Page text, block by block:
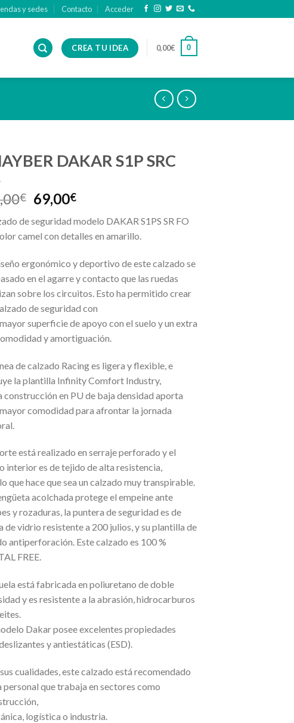
y sedes Contacto Acceder
CREA TU IDEA 0,00€ 0
DAKAR S1P SRC
€ 69,00€
de seguridad modelo DAKAR S1PS SR FO
camel con detalles en amarillo.
ergonómico y deportivo de este calzado se
en el agarre y contacto que las ruedas
sobre los circuitos. Esto ha permitido crear
de seguridad con
superficie de apoyo con el suelo y un extra
y amortiguación.
de calzado Racing es ligera y flexible, e
la plantilla Infinity Comfort Industry,
construcción en PU de baja densidad aporta
comodidad para afrontar la jornada
está realizado en serraje perforado y el
interior es de tejido de alta resistencia,
que hace que sea un calzado muy transpirable.
acolchada protege el empeine ante
y rozaduras, la puntera de seguridad es de
de vidrio resistente a 200 julios, y su plantilla de
antiperforación. Este calzado es 100 %
FREE.
está fabricada en poliuretano de doble
y es resistente a la abrasión, hidrocarburos
Dakar posee excelentes propiedades
y antiestáticas (ESD).
cualidades, este calzado está recomendado
personal que trabaja en sectores como
logística o industria.